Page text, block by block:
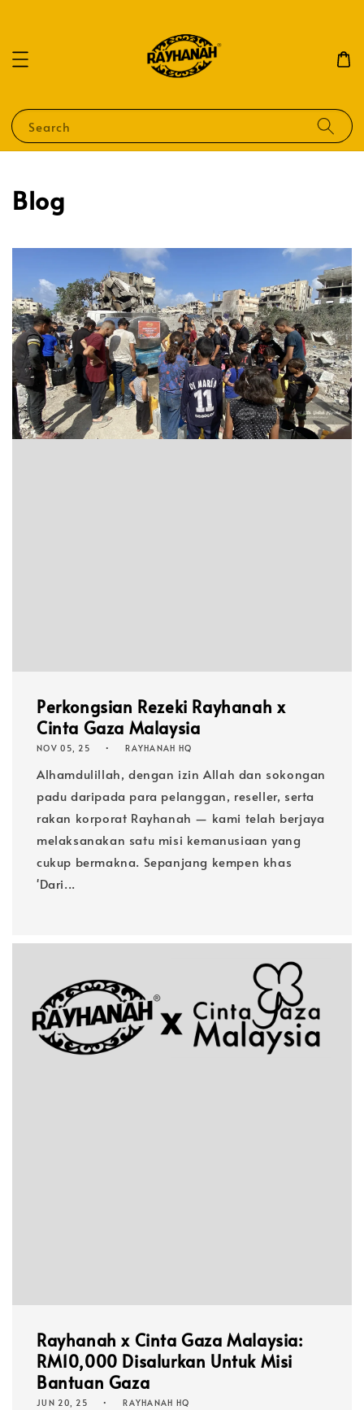
Search
Blog
Perkongsian Rezeki Rayhanah x
Cinta Gaza Malaysia
NOV 05, 25 RAYHANAH HQ
Alhamdulillah, dengan izin Allah dan sokongan
padu daripada para pelanggan, reseller, serta
rakan korporat Rayhanah — kami telah berjaya
melaksanakan satu misi kemanusiaan yang
cukup bermakna. Sepanjang kempen khas
'Dari...
Rayhanah x Cinta Gaza Malaysia:
RM10,000 Disalurkan Untuk Misi
Bantuan Gaza
JUN 20, 25 RAYHANAH HQ